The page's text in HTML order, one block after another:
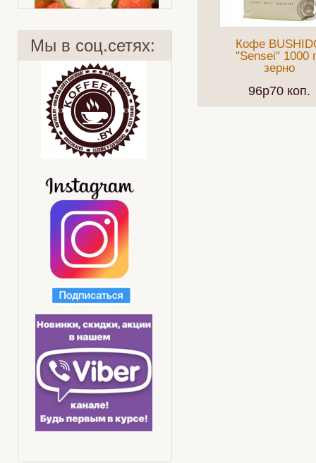
Рецепты с чаем Lipton Цитрусовый чайный пунш
Мы в соц.сетях:
Кофе
"Sensei" 1000
зерно
96p70 коп.